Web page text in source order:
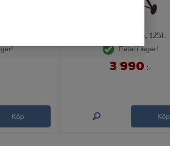
Köp
Betongblandare, 125L
Fåtal i lager!
3 990 :-
Köp